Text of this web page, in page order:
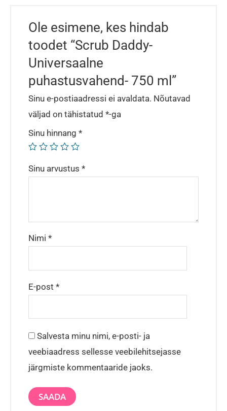
Ole esimene, kes hindab
toodet “Scrub Daddy-
Universaalne
puhastusvahend- 750 ml”
Sinu e-postiaadressi ei avaldata. Nõutavad
väljad on tähistatud *-ga
Sinu hinnang *
Sinu arvustus *
Nimi *
E-post *
Salvesta minu nimi, e-posti- ja
veebiaadress sellesse veebilehitsejasse
järgmiste kommentaaride jaoks.